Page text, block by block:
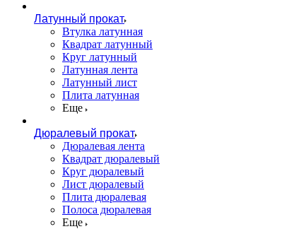
Латунный прокат
Втулка латунная
Квадрат латунный
Круг латунный
Латунная лента
Латунный лист
Плита латунная
Еще
Дюралевый прокат
Дюралевая лента
Квадрат дюралевый
Круг дюралевый
Лист дюралевый
Плита дюралевая
Полоса дюралевая
Еще